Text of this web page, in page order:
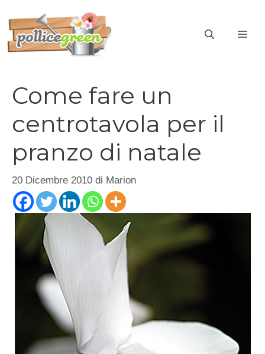
contenuto
Come fare un
centrotavola per il
pranzo di natale
20 Dicembre 2010 di Marion